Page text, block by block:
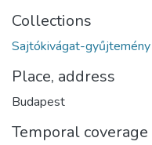
Collections
Sajtókivágat-gyűjtemény
Place, address
Budapest
Temporal coverage